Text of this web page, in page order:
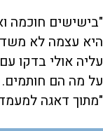
"בישישים חוכמה
היא עצמה לא
עליה אולי בדקו
על מה הם
"מתוך דאגה